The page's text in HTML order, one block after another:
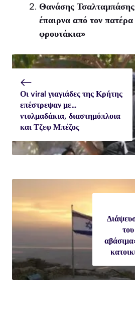
Θανάσης
έπαιρνα από τον
φρουτάκια»
Οι viral γιαγιάδες της Κρήτης
επέστρεψαν με…
ντολμαδάκια, διαστημόπλοια
και Τζεφ Μπέζος